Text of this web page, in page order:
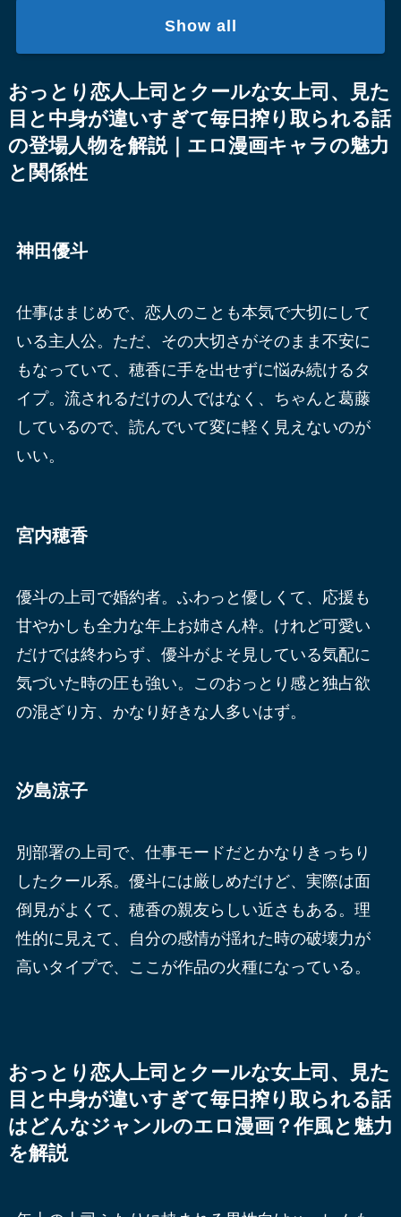
Show all
おっとり恋人上司とクールな女上司、見た
目と中身が違いすぎて毎日搾り取られる話
の登場人物を解説｜エロ漫画キャラの魅力
と関係性
神田優斗
仕事はまじめで、恋人のことも本気で大切にして
いる主人公。ただ、その大切さがそのまま不安に
もなっていて、穂香に手を出せずに悩み続けるタ
イプ。流されるだけの人ではなく、ちゃんと葛藤
しているので、読んでいて変に軽く見えないのが
いい。
宮内穂香
優斗の上司で婚約者。ふわっと優しくて、応援も
甘やかしも全力な年上お姉さん枠。けれど可愛い
だけでは終わらず、優斗がよそ見している気配に
気づいた時の圧も強い。このおっとり感と独占欲
の混ざり方、かなり好きな人多いはず。
汐島涼子
別部署の上司で、仕事モードだとかなりきっちり
したクール系。優斗には厳しめだけど、実際は面
倒見がよくて、穂香の親友らしい近さもある。理
性的に見えて、自分の感情が揺れた時の破壊力が
高いタイプで、ここが作品の火種になっている。
おっとり恋人上司とクールな女上司、見た
目と中身が違いすぎて毎日搾り取られる話
はどんなジャンルのエロ漫画？作風と魅力
を解説